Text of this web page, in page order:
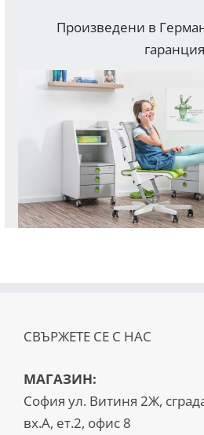
Произведени в
СВЪРЖЕТЕ СЕ С НАС
МАГАЗИН:
София ул. Витиня 2Ж,
вх.А, ет.2, офис 8